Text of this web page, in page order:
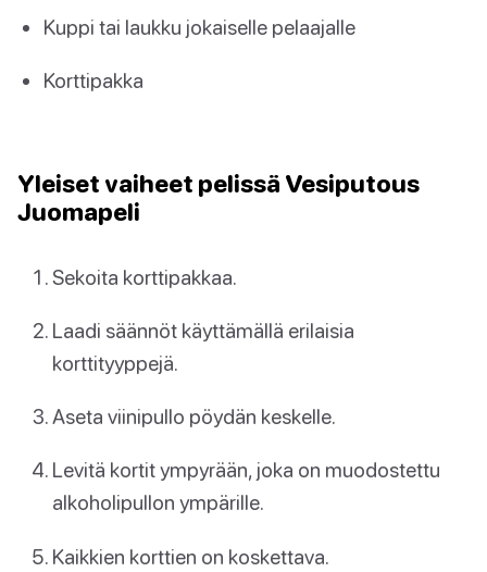
Kuppi tai laukku jokaiselle pelaajalle
Korttipakka
Yleiset vaiheet pelissä Vesiputous
Juomapeli
Sekoita korttipakkaa.
Laadi säännöt käyttämällä erilaisia
korttityyppejä.
Aseta viinipullo pöydän keskelle.
Levitä kortit ympyrään, joka on muodostettu
alkoholipullon ympärille.
Kaikkien korttien on koskettava.